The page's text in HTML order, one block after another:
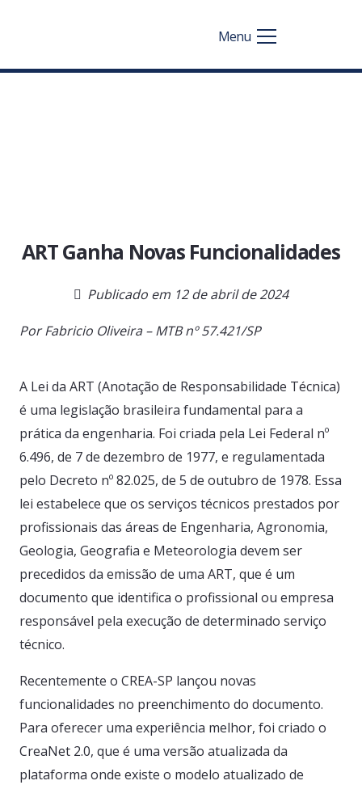
Menu
ART Ganha Novas Funcionalidades
Publicado em 12 de abril de 2024
Por Fabricio Oliveira – MTB nº 57.421/SP
A Lei da ART (Anotação de Responsabilidade Técnica)
é uma legislação brasileira fundamental para a
prática da engenharia. Foi criada pela Lei Federal nº
6.496, de 7 de dezembro de 1977, e regulamentada
pelo Decreto nº 82.025, de 5 de outubro de 1978. Essa
lei estabelece que os serviços técnicos prestados por
profissionais das áreas de Engenharia, Agronomia,
Geologia, Geografia e Meteorologia devem ser
precedidos da emissão de uma ART, que é um
documento que identifica o profissional ou empresa
responsável pela execução de determinado serviço
técnico.
Recentemente o CREA-SP lançou novas
funcionalidades no preenchimento do documento.
Para oferecer uma experiência melhor, foi criado o
CreaNet 2.0, que é uma versão atualizada da
plataforma onde existe o modelo atualizado de